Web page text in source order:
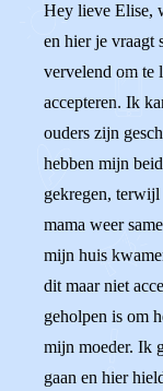
Hey lieve Elise,
en hier je vraagt
vervelend om te
accepteren. Ik
ouders zijn
hebben mijn
gekregen,
mama weer
mijn huis
dit maar niet
geholpen is om
mijn moeder. Ik
gaan en hier